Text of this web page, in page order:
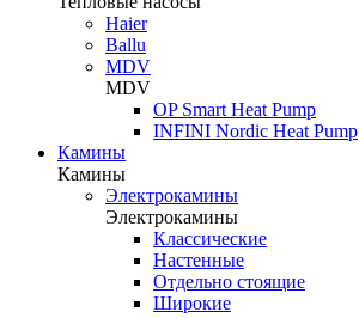
Haier
Ballu
MDV
MDV
OP Smart Heat Pump
INFINI Nordic Heat Pump
Камины
Камины
Электрокамины
Электрокамины
Классические
Настенные
Отдельно стоящие
Широкие